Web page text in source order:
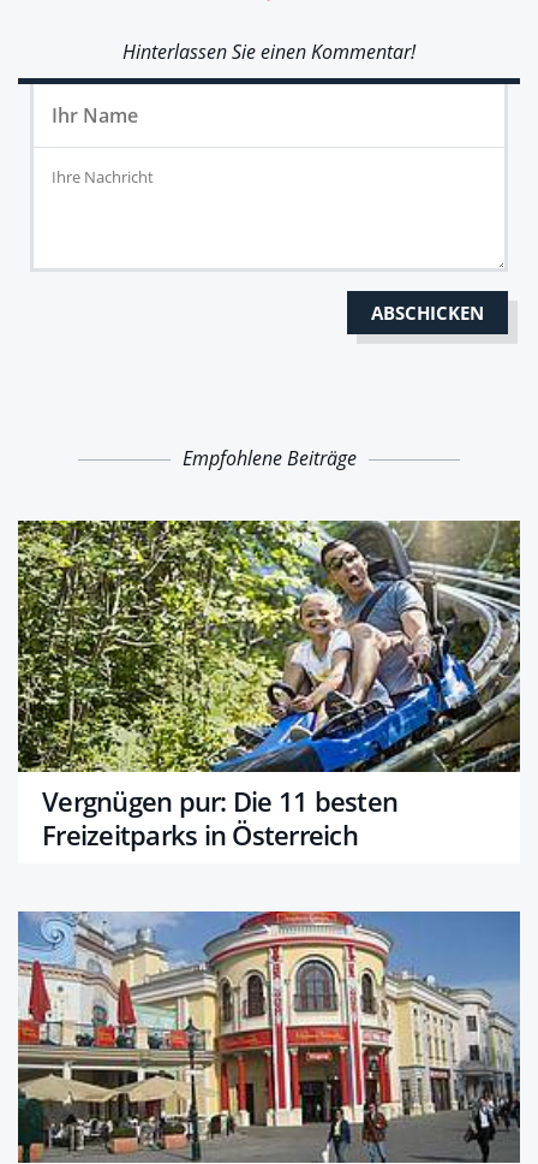
Hinterlassen Sie einen Kommentar!
Empfohlene Beiträge
Vergnügen pur: Die 11 besten
Freizeitparks in Österreich